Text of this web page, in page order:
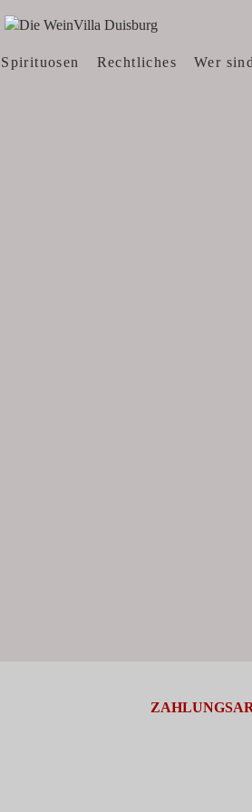
Spirituosen Rechtliches Wer